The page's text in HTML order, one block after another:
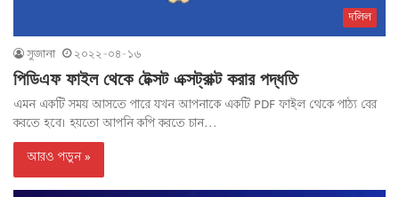
দলিল
সুজানা ২০২২-০৪-১৬
পিডিএফ ফাইল থেকে টেক্সট এক্সট্রাক্ট করার পদ্ধতি
এমন একটি সময় আসতে পারে যখন আপনাকে একটি PDF ফাইল থেকে পাঠ্য বের
করতে হবে। হয়তো আপনি কপি করতে চান...
আরও পড়ুন »